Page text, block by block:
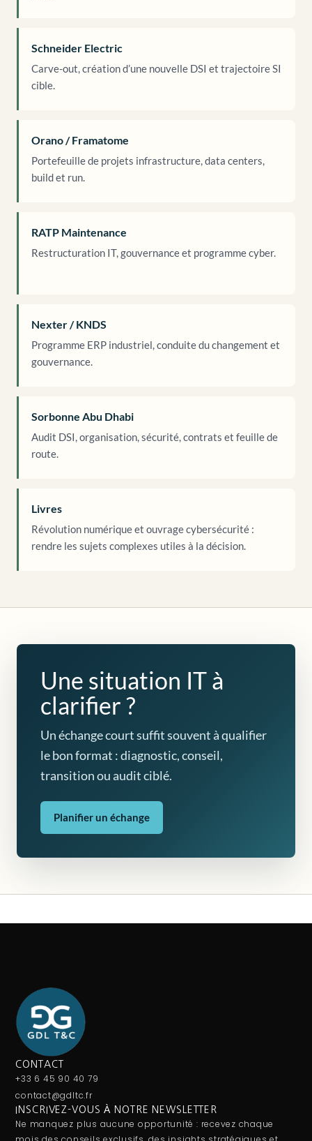
Schneider Electric
Carve-out, création d’une nouvelle DSI et trajectoire SI
cible.
Orano / Framatome
Portefeuille de projets infrastructure, data centers,
build et run.
RATP Maintenance
Restructuration IT, gouvernance et programme cyber.
Nexter / KNDS
Programme ERP industriel, conduite du changement et
gouvernance.
Sorbonne Abu Dhabi
Audit DSI, organisation, sécurité, contrats et feuille de
route.
Livres
Révolution numérique et ouvrage cybersécurité :
rendre les sujets complexes utiles à la décision.
Une situation IT à
clarifier ?
Un échange court suffit souvent à qualifier
le bon format : diagnostic, conseil,
transition ou audit ciblé.
Planifier un échange
CONTACT
+33 6 45 90 40 79
contact@gdltc.fr
INSCRIVEZ-VOUS À NOTRE NEWSLETTER
Ne manquez plus aucune opportunité : recevez chaque